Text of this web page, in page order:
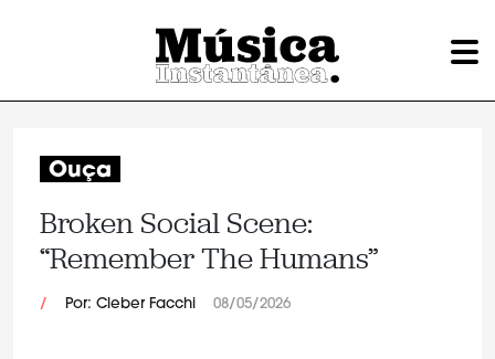
Ouça
Broken Social Scene:
“Remember The Humans”
/ Por: Cleber Facchi 08/05/2026